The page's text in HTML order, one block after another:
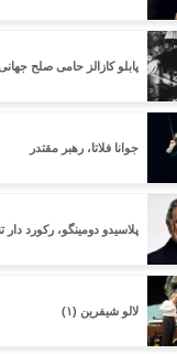
پابلو کازالز حامی صلح
جوانا فلاتا، رهبر مقتدر
پلاسیدو دومینگو، رکورد دار
لالو شیفرین (۱)